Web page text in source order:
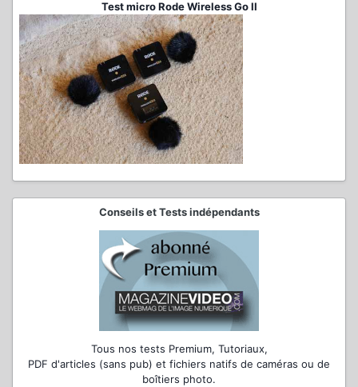
Test micro Rode Wireless Go II
Conseils et Tests indépendants
Tous nos tests Premium, Tutoriaux,
PDF d'articles (sans pub) et fichiers natifs de caméras ou de
boîtiers photo.